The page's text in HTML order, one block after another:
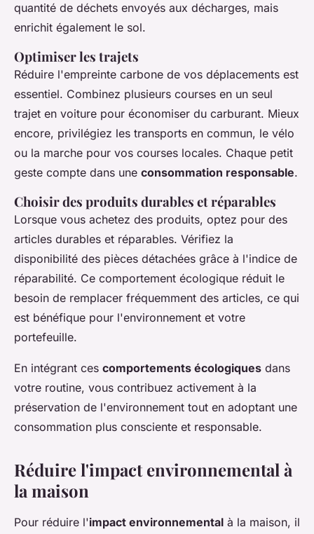
quantité de déchets envoyés aux décharges, mais
enrichit également le sol.
Optimiser les trajets
Réduire l'empreinte carbone de vos déplacements est
essentiel. Combinez plusieurs courses en un seul
trajet en voiture pour économiser du carburant. Mieux
encore, privilégiez les transports en commun, le vélo
ou la marche pour vos courses locales. Chaque petit
geste compte dans une consommation responsable.
Choisir des produits durables et réparables
Lorsque vous achetez des produits, optez pour des
articles durables et réparables. Vérifiez la
disponibilité des pièces détachées grâce à l'indice de
réparabilité. Ce comportement écologique réduit le
besoin de remplacer fréquemment des articles, ce qui
est bénéfique pour l'environnement et votre
portefeuille.
En intégrant ces comportements écologiques dans
votre routine, vous contribuez activement à la
préservation de l'environnement tout en adoptant une
consommation plus consciente et responsable.
Réduire l'impact environnemental à
la maison
Pour réduire l'impact environnemental à la maison, il